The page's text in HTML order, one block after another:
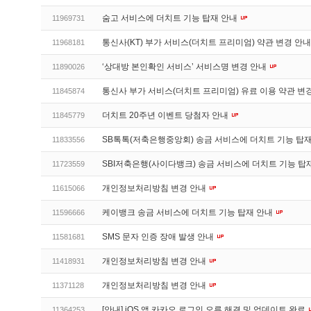
11969731 숨고 서비스에 더치트 기능 탑재 안내
11968181 통신사(KT) 부가 서비스(더치트 프리미엄) 약관 변경 안내
11890026 ‘상대방 본인확인 서비스’ 서비스명 변경 안내
11845874 통신사 부가 서비스(더치트 프리미엄) 유료 이용 약관 변
11845779 더치트 20주년 이벤트 당첨자 안내
11833556 SB톡톡(저축은행중앙회) 송금 서비스에 더치트 기능 탑
11723559 SBI저축은행(사이다뱅크) 송금 서비스에 더치트 기능 탑
11615066 개인정보처리방침 변경 안내
11596666 케이뱅크 송금 서비스에 더치트 기능 탑재 안내
11581681 SMS 문자 인증 장애 발생 안내
11418931 개인정보처리방침 변경 안내
11371128 개인정보처리방침 변경 안내